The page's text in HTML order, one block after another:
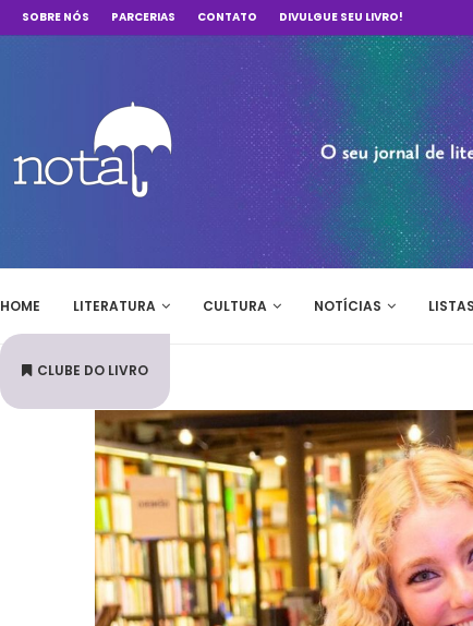
SOBRE NÓS PARCERIAS CONTATO DIVULGUE SEU LIVRO!
HOME LITERATURA CULTURA NOTÍCIAS LISTAS
CLUBE DO LIVRO